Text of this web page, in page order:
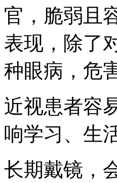
官，脆弱且
表现，除了
种眼病，危
近视患者容
响学习、生
长期戴镜，